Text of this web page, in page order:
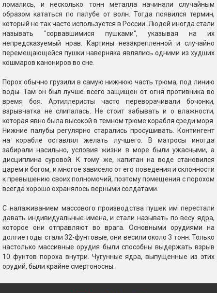
ломались, и несколько тонн металла начинали случайным
образом кататься по палубе от волн. Тогда появился термин,
который не так часто используется в России. Людей иногда стали
называть "сорвавшимися пушками", указывая на их
непредсказуемый нрав. Картины незакрепленной и случайно
перемещающейся пушки наверняка являлись одними из худших
кошмаров канониров во сне.
Порох обычно грузили в самую нижнюю часть трюма, под линию
воды. Там он был лучше всего защищен от огня противника во
время боя. Артиллеристы часто переворачивали бочонки,
взрывчатка не слипалась. Не стоит забывать и о влажности,
которая явно была высокой в темном трюме корабля среди моря.
Нижние палубы регулярно старались просушивать. Контингент
на корабле оставлял желать лучшего. В матросы иногда
забирали насильно, условия жизни в море были ужасными, а
дисциплина суровой. К тому же, капитан на воде становился
царем и богом, и многое зависело от его поведения и склонности
к превышению своих полномочий, поэтому помещения с порохом
всегда хорошо охранялось верными солдатами.
С налаживанием массового производства пушек им перестали
давать индивидуальные имена, и стали называть по весу ядра,
которое они отправляют во врага. Основными орудиями на
долгие годы стали 32-фунтовые, они весили около 3 тонн. Только
настолько массивные орудия были способны выдержать взрыв
10 фунтов пороха внутри. Чугунные ядра, выпущенные из этих
орудий, были крайне смертоносны.